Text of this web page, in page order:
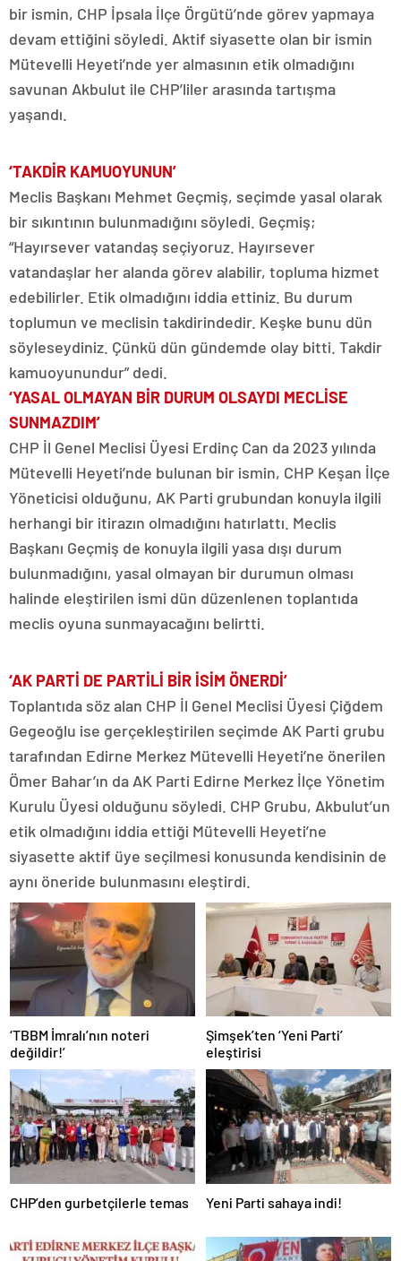
bir ismin, CHP İpsala İlçe Örgütü’nde görev yapmaya
devam ettiğini söyledi. Aktif siyasette olan bir ismin
Mütevelli Heyeti’nde yer almasının etik olmadığını
savunan Akbulut ile CHP’liler arasında tartışma
yaşandı.
‘TAKDİR KAMUOYUNUN’
Meclis Başkanı Mehmet Geçmiş, seçimde yasal olarak
bir sıkıntının bulunmadığını söyledi. Geçmiş;
“Hayırsever vatandaş seçiyoruz. Hayırsever
vatandaşlar her alanda görev alabilir, topluma hizmet
edebilirler. Etik olmadığını iddia ettiniz. Bu durum
toplumun ve meclisin takdirindedir. Keşke bunu dün
söyleseydiniz. Çünkü dün gündemde olay bitti. Takdir
kamuoyunundur” dedi.
‘YASAL OLMAYAN BİR DURUM OLSAYDI MECLİSE
SUNMAZDIM’
CHP İl Genel Meclisi Üyesi Erdinç Can da 2023 yılında
Mütevelli Heyeti’nde bulunan bir ismin, CHP Keşan İlçe
Yöneticisi olduğunu, AK Parti grubundan konuyla ilgili
herhangi bir itirazın olmadığını hatırlattı. Meclis
Başkanı Geçmiş de konuyla ilgili yasa dışı durum
bulunmadığını, yasal olmayan bir durumun olması
halinde eleştirilen ismi dün düzenlenen toplantıda
meclis oyuna sunmayacağını belirtti.
‘AK PARTİ DE PARTİLİ BİR İSİM ÖNERDİ’
Toplantıda söz alan CHP İl Genel Meclisi Üyesi Çiğdem
Gegeoğlu ise gerçekleştirilen seçimde AK Parti grubu
tarafından Edirne Merkez Mütevelli Heyeti’ne önerilen
Ömer Bahar’ın da AK Parti Edirne Merkez İlçe Yönetim
Kurulu Üyesi olduğunu söyledi. CHP Grubu, Akbulut’un
etik olmadığını iddia ettiği Mütevelli Heyeti’ne
siyasette aktif üye seçilmesi konusunda kendisinin de
aynı öneride bulunmasını eleştirdi.
‘TBBM İmralı’nın noteri
değildir!’
Şimşek’ten ‘Yeni Parti’
eleştirisi
CHP’den gurbetçilerle temas Yeni Parti sahaya indi!